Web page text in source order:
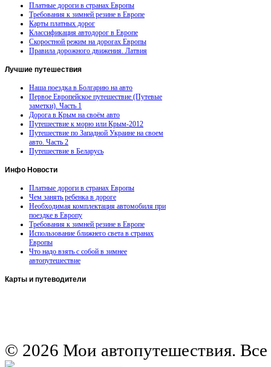
Платные дороги в странах Европы
Требования к зимней резине в Европе
Карты платных дорог
Классификация автодорог в Европе
Скоростной режим на дорогах Европы
Правила дорожного движения. Латвия
Лучшие путешествия
Наша поездка в Болгарию на авто
Первое Европейское путешествие (Путевые
заметки). Часть 1
Дорога в Крым на своём авто
Путешествие к морю или Крым-2012
Путешествие по Западной Украине на своем
авто. Часть 2
Путешествие в Беларусь
Инфо Новости
Платные дороги в странах Европы
Чем занять ребенка в дороге
Необходимая комплектация автомобиля при
поездке в Европу
Требования к зимней резине в Европе
Использование ближнего света в странах
Европы
Что надо взять с собой в зимнее
автопутешествие
Карты и путеводители
© 2026 Мои автопутешествия.